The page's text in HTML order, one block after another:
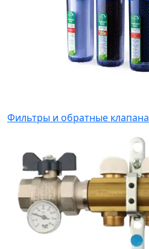
Фильтры и обратные клапана